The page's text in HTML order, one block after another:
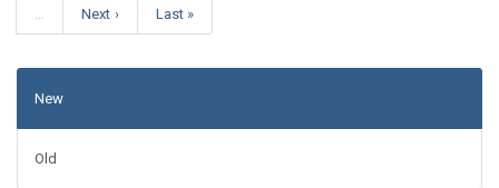
Next › Last »
New
Old